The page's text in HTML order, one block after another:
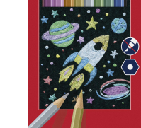
Markere Whiteboard
Penare
Pensule scolare
Picuri si corectoare
Plastelina
Plicuri